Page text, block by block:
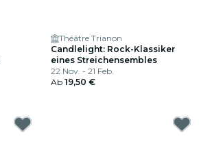
Théâtre Trianon
Candlelight: Rock-Klassiker
eines Streichensembles
22 Nov. - 21 Feb.
Ab 19,50 €